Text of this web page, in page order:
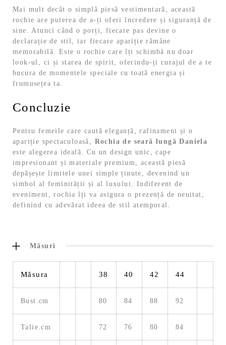
Mai mult decât o simplă piesă vestimentară, această
rochie are puterea de a-ți oferi încredere și siguranță de
sine. Atunci când o porți, fiecare pas devine o
declarație de stil, iar fiecare apariție rămâne
memorabilă. Este o rochie care îți schimbă nu doar
look-ul, ci și starea de spirit, oferindu-ți curajul de a te
bucura de momentele speciale cu toată energia și
frumusețea ta.
Concluzie
Pentru femeile care caută eleganță, rafinament și o
apariție spectaculoasă, Rochia de seară lungă Daniela
este alegerea ideală. Cu un design unic, cape
impresionant și materiale premium, această piesă
depășește limitele unei simple ținute, devenind un
simbol al feminității și al luxului. Indiferent de
eveniment, rochia îți va asigura o prezență de neuitat,
definind cu adevărat ideea de stil atemporal.
Măsuri
Măsura 38 40 42 44
Bust.cm 80 84 88 92
Talie.cm 72 76 80 84